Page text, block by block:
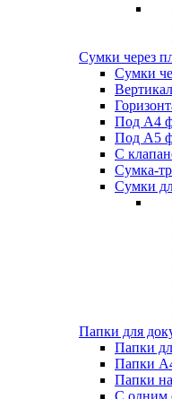
Сумки через
Сумки
Под А4
Под А5
С
Сумка-
Сумки
Папки для
Папки
Папки
Папки
С одним